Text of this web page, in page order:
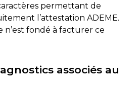
permettant de
l’attestation ADEME.
fondé à facturer ce
associés au